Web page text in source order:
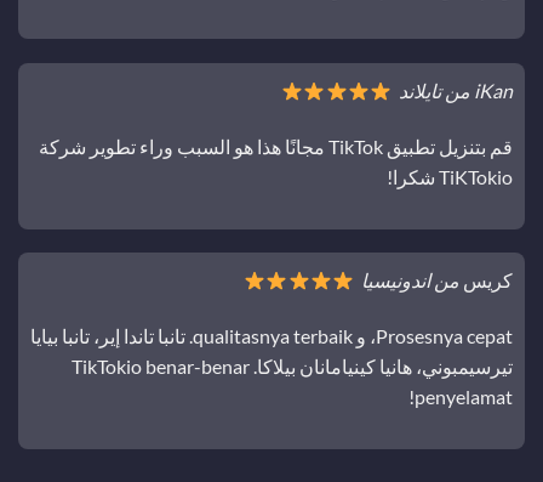
iKan من تايلاند
قم بتنزيل تطبيق TikTok مجانًا هذا هو السبب وراء تطوير شركة
TiKTokio شكرا!
كريس من اندونيسيا
Prosesnya cepat، و qualitasnya terbaik. تانبا تاندا إير، تانبا بيايا
تيرسيمبوني، هانيا كينيامانان بيلاكا. TikTokio benar-benar
penyelamat!